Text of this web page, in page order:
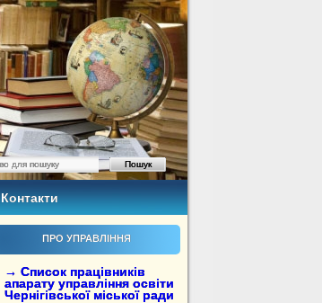
Контакти
ПРО УПРАВЛІННЯ
→ Список працівників
апарату управління освіти
Чернігівської міської ради